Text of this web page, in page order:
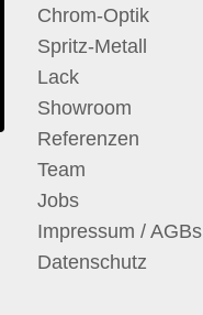
Chrom-Optik
Spritz-Metall
Lack
Showroom
Referenzen
Team
Jobs
Impressum / AGBs
Datenschutz